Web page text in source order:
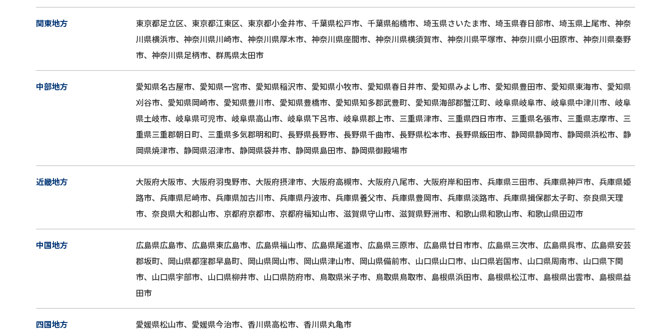
関東地方
東京都足立区、東京都江東区、東京都小金井市、千葉県松戸市、千葉県船橋市、埼玉県さいたま市、埼玉県春日部市、埼玉県上尾市、神奈
川県横浜市、神奈川県川崎市、神奈川県厚木市、神奈川県座間市、神奈川県横須賀市、神奈川県平塚市、神奈川県小田原市、神奈川県秦野
市、神奈川県足柄市、群馬県太田市
中部地方
愛知県名古屋市、愛知県一宮市、愛知県稲沢市、愛知県小牧市、愛知県春日井市、愛知県みよし市、愛知県豊田市、愛知県東海市、愛知県
刈谷市、愛知県岡崎市、愛知県豊川市、愛知県豊橋市、愛知県知多郡武豊町、愛知県海部郡蟹江町、岐阜県岐阜市、岐阜県中津川市、岐阜
県土岐市、岐阜県可児市、岐阜県高山市、岐阜県下呂市、岐阜県郡上市、三重県津市、三重県四日市市、三重県名張市、三重県志摩市、三
重県三重郡朝日町、三重県多気郡明和町、長野県長野市、長野県千曲市、長野県松本市、長野県飯田市、静岡県静岡市、静岡県浜松市、静
岡県焼津市、静岡県沼津市、静岡県袋井市、静岡県島田市、静岡県御殿場市
近畿地方
大阪府大阪市、大阪府羽曳野市、大阪府摂津市、大阪府高槻市、大阪府八尾市、大阪府岸和田市、兵庫県三田市、兵庫県神戸市、兵庫県姫
路市、兵庫県尼崎市、兵庫県加古川市、兵庫県丹波市、兵庫県養父市、兵庫県豊岡市、兵庫県淡路市、兵庫県揖保郡太子町、奈良県天理
市、奈良県大和郡山市、京都府京都市、京都府福知山市、滋賀県守山市、滋賀県野洲市、和歌山県和歌山市、和歌山県田辺市
中国地方
広島県広島市、広島県東広島市、広島県福山市、広島県尾道市、広島県三原市、広島県廿日市市、広島県三次市、広島県呉市、広島県安芸
郡坂町、岡山県都窪郡早島町、岡山県岡山市、岡山県津山市、岡山県備前市、山口県山口市、山口県岩国市、山口県周南市、山口県下関
市、山口県宇部市、山口県柳井市、山口県防府市、鳥取県米子市、鳥取県鳥取市、島根県浜田市、島根県松江市、島根県出雲市、島根県益
田市
四国地方 愛媛県松山市、愛媛県今治市、香川県高松市、香川県丸亀市